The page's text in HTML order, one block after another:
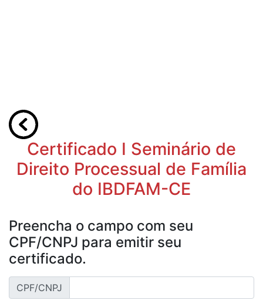
Certificado I Seminário de
Direito Processual de Família
do IBDFAM-CE
Preencha o campo com seu
CPF/CNPJ para emitir seu
certificado.
CPF/CNPJ